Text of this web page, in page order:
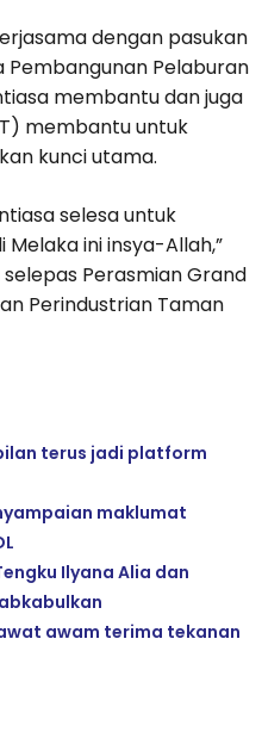
dengan pasukan
Pelaburan
membantu dan juga
membantu untuk
kunci utama.
selesa untuk
ini insya-Allah,”
Perasmian Grand
Perindustrian Taman
terus jadi platform
maklumat
Ilyana Alia dan
awam terima tekanan